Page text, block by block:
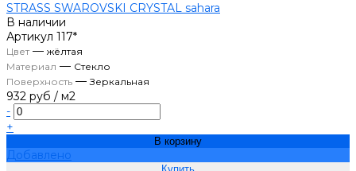
STRASS SWAROVSKI CRYSTAL sahara
В наличии
Артикул 117*
Цвет— жёлтая
Материал — Стекло
Поверхность —Зеркальная
932 руб / м2
-
+
В корзину
Добавлено